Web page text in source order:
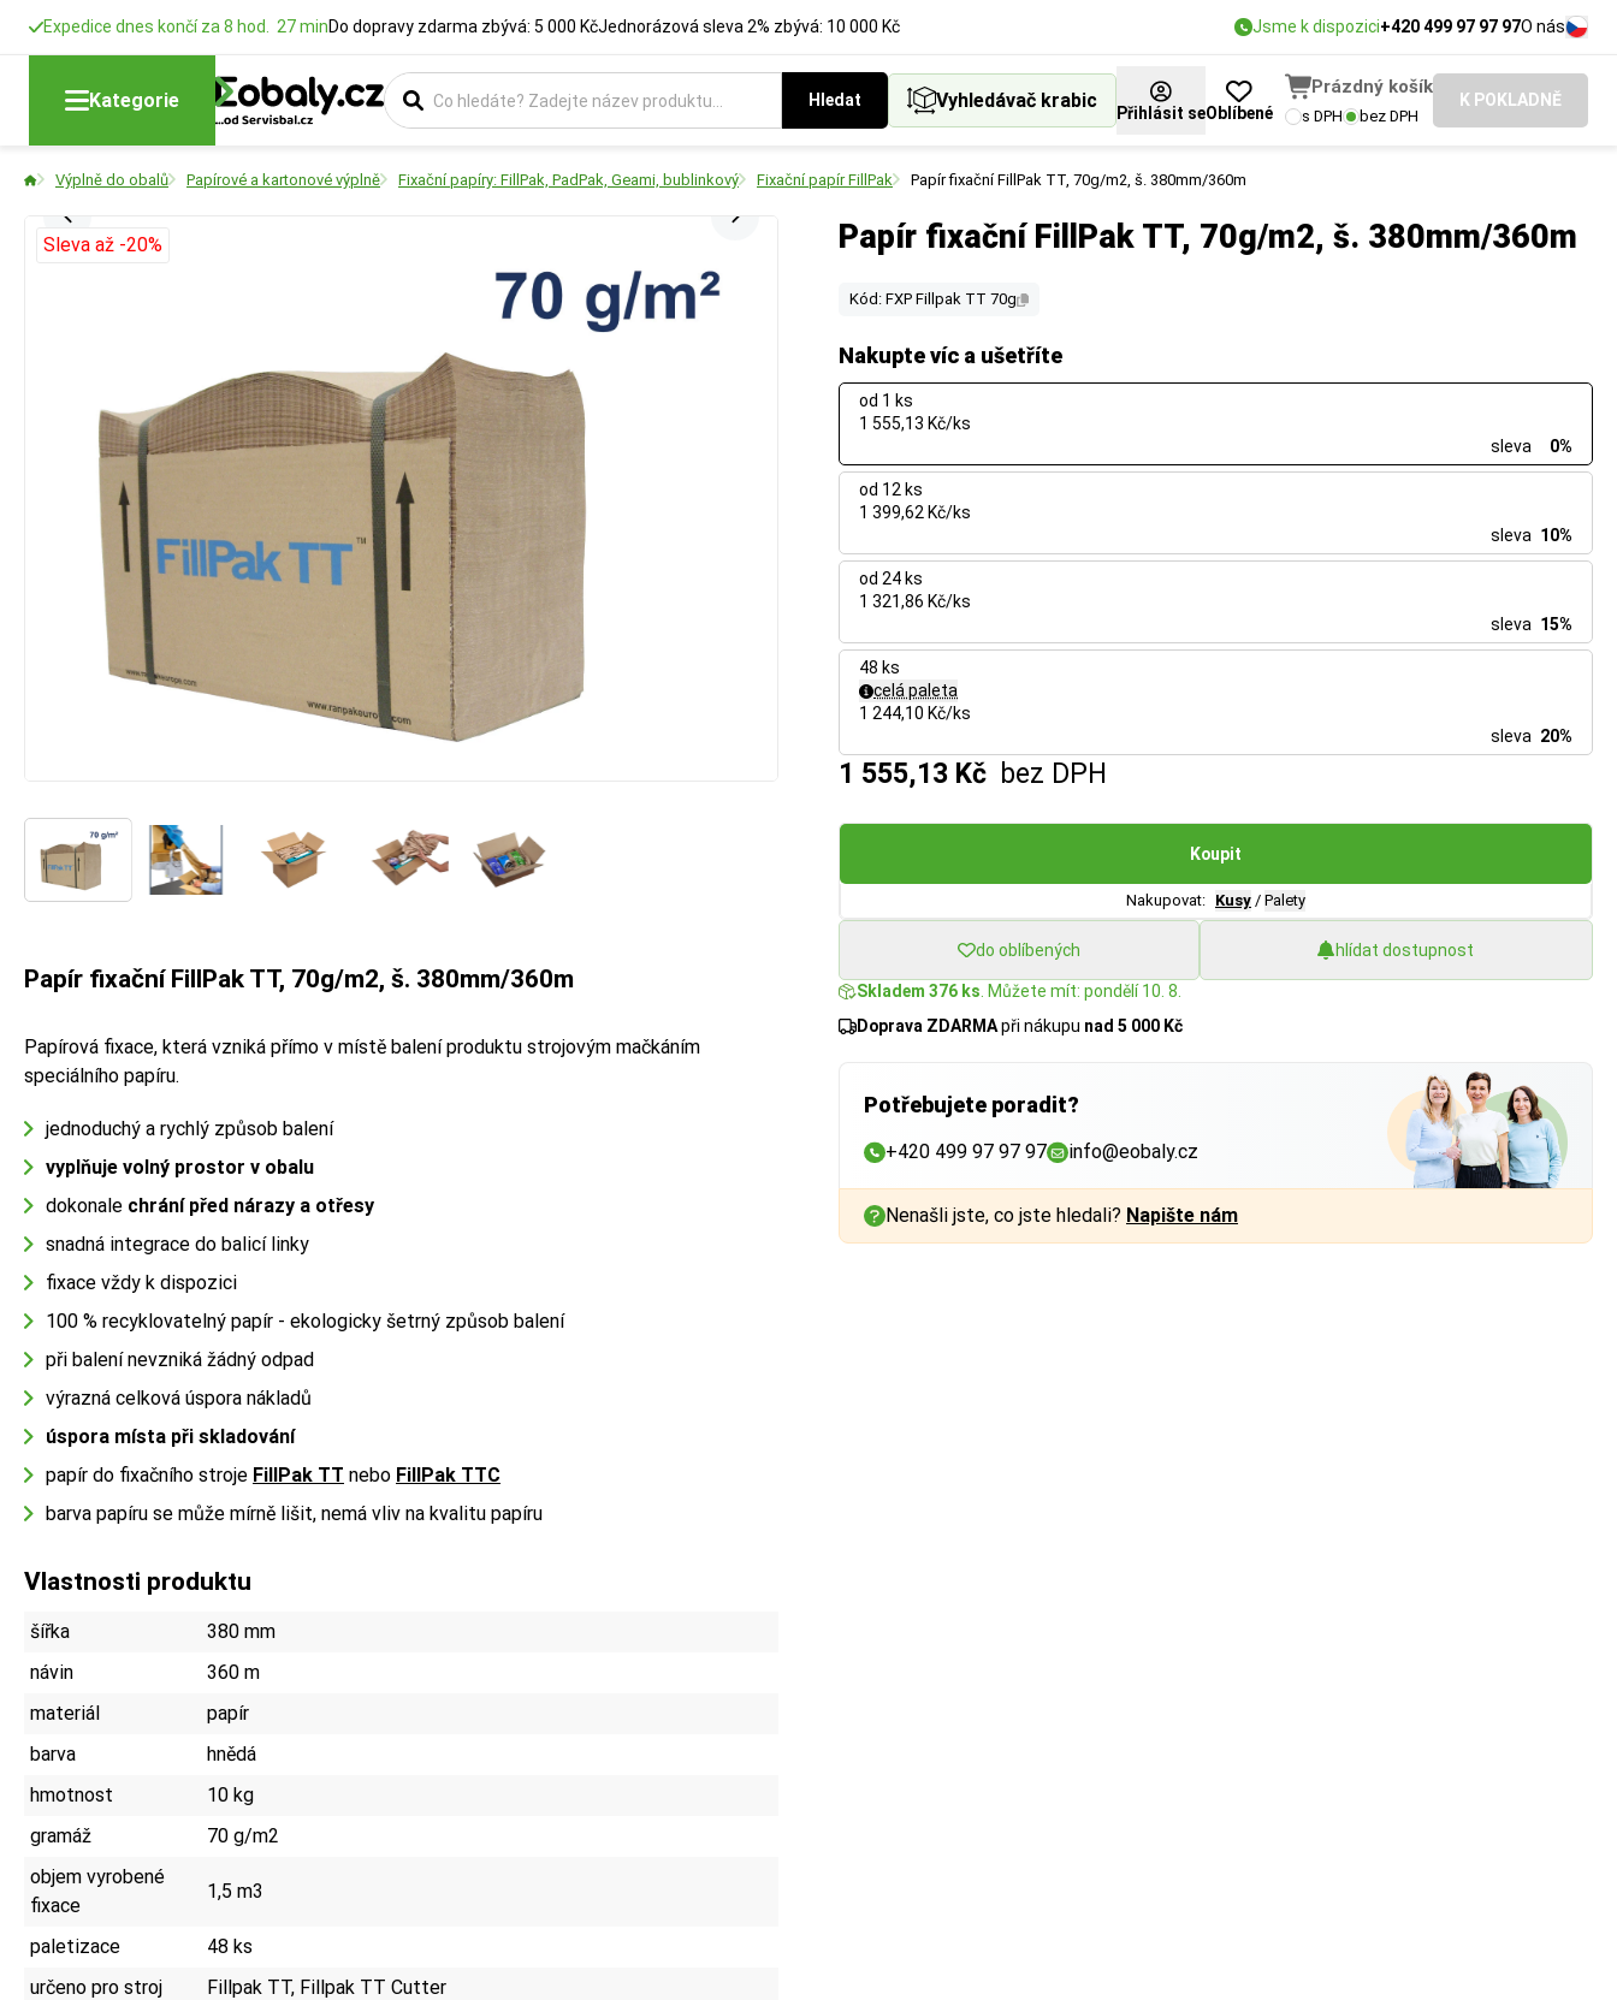
Expedice dnes končí za 8 hod. 27 minDo dopravy zdarma zbývá: 5 000 KčJednorázová sleva 2% zbývá: 10 000 Kč Jsme k dispozici+420 499 97 97 97O nás
Kategorie Hledat Vyhledávač krabic
Přihlásit seOblíbené
Prázdný košík
s DPH bez DPH
K POKLADNĚ
Výplně do obalů Papírové a kartonové výplně Fixační papíry: FillPak, PadPak, Geami, bublinkový Fixační papír FillPak Papír fixační FillPak TT, 70g/m2, š. 380mm/360m
Papír fixační FillPak TT, 70g/m2, š. 380mm/360m
Kód: FXP Fillpak TT 70g
Nakupte víc a ušetříte
od 1 ks
1 555,13 Kč/ks
sleva
0%
od 12 ks
1 399,62 Kč/ks
sleva 10%
od 24 ks
1 321,86 Kč/ks
sleva 15%
48 ks
celá paleta
1 244,10 Kč/ks
sleva 20%
1 555,13 Kč bez DPH
Koupit
Nakupovat: Kusy / Palety
do oblíbených hlídat dostupnost
Skladem 376 ks . Můžete mít: pondělí 10. 8.
Doprava ZDARMApři nákupu nad 5 000 Kč
Potřebujete poradit?
+420 499 97 97 97 info@eobaly.cz
Nenašli jste, co jste hledali? Napište nám
Sleva až -20%
Papír fixační FillPak TT, 70g/m2, š. 380mm/360m
Papírová fixace, která vzniká přímo v místě balení produktu strojovým mačkáním
speciálního papíru.
jednoduchý a rychlý způsob balení
vyplňuje volný prostor v obalu
dokonale chrání před nárazy a otřesy
snadná integrace do balicí linky
fixace vždy k dispozici
100 % recyklovatelný papír - ekologicky šetrný způsob balení
při balení nevzniká žádný odpad
výrazná celková úspora nákladů
úspora místa při skladování
papír do fixačního stroje FillPak TT nebo FillPak TTC
barva papíru se může mírně lišit, nemá vliv na kvalitu papíru
Vlastnosti produktu
šířka
380 mm
návin
360 m
materiál
papír
barva
hnědá
hmotnost
10 kg
gramáž
70 g/m2
objem vyrobené
fixace
1,5 m3
paletizace
48 ks
určeno pro stroj
Fillpak TT, Fillpak TT Cutter